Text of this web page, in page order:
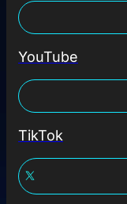
YouTube
TikTok